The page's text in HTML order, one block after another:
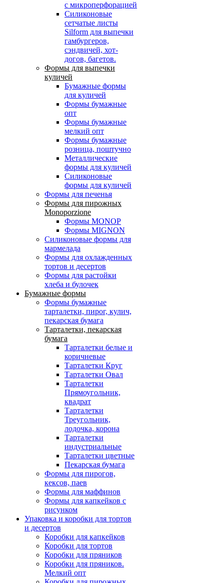
с микроперфорацией
Силиконовые
сетчатые листы
Silform для выпечки
гамбургеров,
сэндвичей, хот-
догов, багетов.
Формы для выпечки
куличей
Бумажные формы
для куличей
Формы бумажные
опт
Формы бумажные
мелкий опт
Формы бумажные
розница, поштучно
Металлические
формы для куличей
Силиконовые
формы для куличей
Формы для печенья
Формы для пирожных
Monoporzione
Формы MONOP
Формы MIGNON
Силиконовые формы для
мармелада
Формы для oхлажденных
тортов и десертов
Формы для растойки
хлеба и булочек
Бумажные формы
Формы бумажные
тарталетки, пирог, кулич,
пекарская бумага
Тарталетки, пекарская
бумага
Тарталетки белые и
коричневые
Тарталетки Круг
Тарталетки Овал
Тарталетки
Прямоугольник,
квадрат
Тарталетки
Треугольник,
лодочка, корона
Тарталетки
индустриальные
Тарталетки цветные
Пекарская бумага
Формы для пирогов,
кексов, паев
Формы для маффинов
Формы для капкейков с
рисунком
Упаковка и коробки для тортов
и десертов
Коробки для капкейков
Коробки для тортов
Коробки для пряников
Коробки для пряников.
Мелкий опт